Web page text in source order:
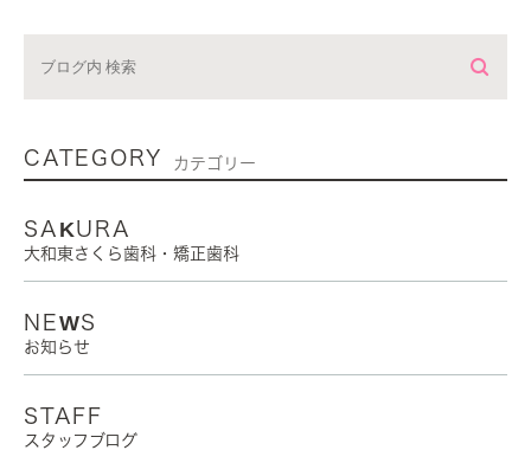
CATEGORY カテゴリー
SAKURA
大和東さくら歯科・矯正歯科
NEWS
お知らせ
STAFF
スタッフブログ